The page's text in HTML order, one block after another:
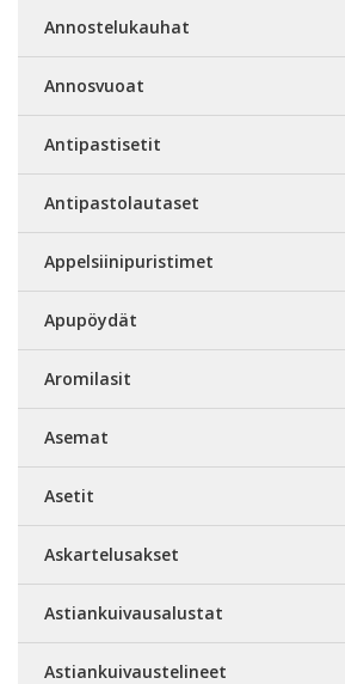
Annostelukauhat
Annosvuoat
Antipastisetit
Antipastolautaset
Appelsiinipuristimet
Apupöydät
Aromilasit
Asemat
Asetit
Askartelusakset
Astiankuivausalustat
Astiankuivaustelineet